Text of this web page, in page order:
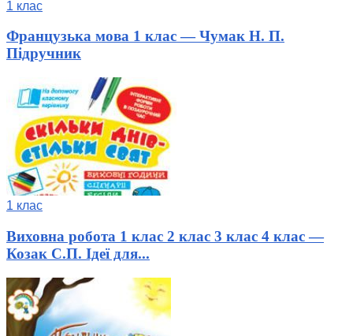
1 клас
Французька мова 1 клас — Чумак Н. П.
Підручник
1 клас
Виховна робота 1 клас 2 клас 3 клас 4 клас —
Козак С.П. Ідеї для...